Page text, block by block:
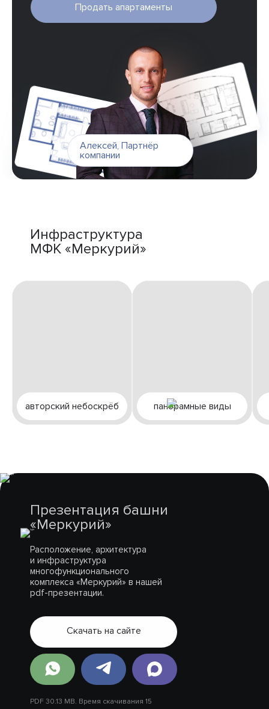
Продать апартаменты
Алексей, Партнёр
компании
Инфраструктура
МФК «Меркурий»
авторский небоскрёб панорамные виды
Презентация башни
«Меркурий»
Расположение, архитектура
и инфраструктура
многофункционального
комплекса «Меркурий» в нашей
pdf-презентации.
Скачать на сайте
PDF 30.13 MB. Время скачивания 15